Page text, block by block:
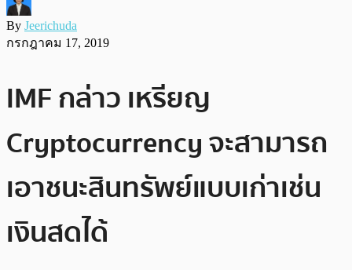
By Jeerichuda
กรกฎาคม 17, 2019
IMF กล่าว เหรียญ
Cryptocurrency จะสามารถ
เอาชนะสินทรัพย์แบบเก่าเช่น
เงินสดได้